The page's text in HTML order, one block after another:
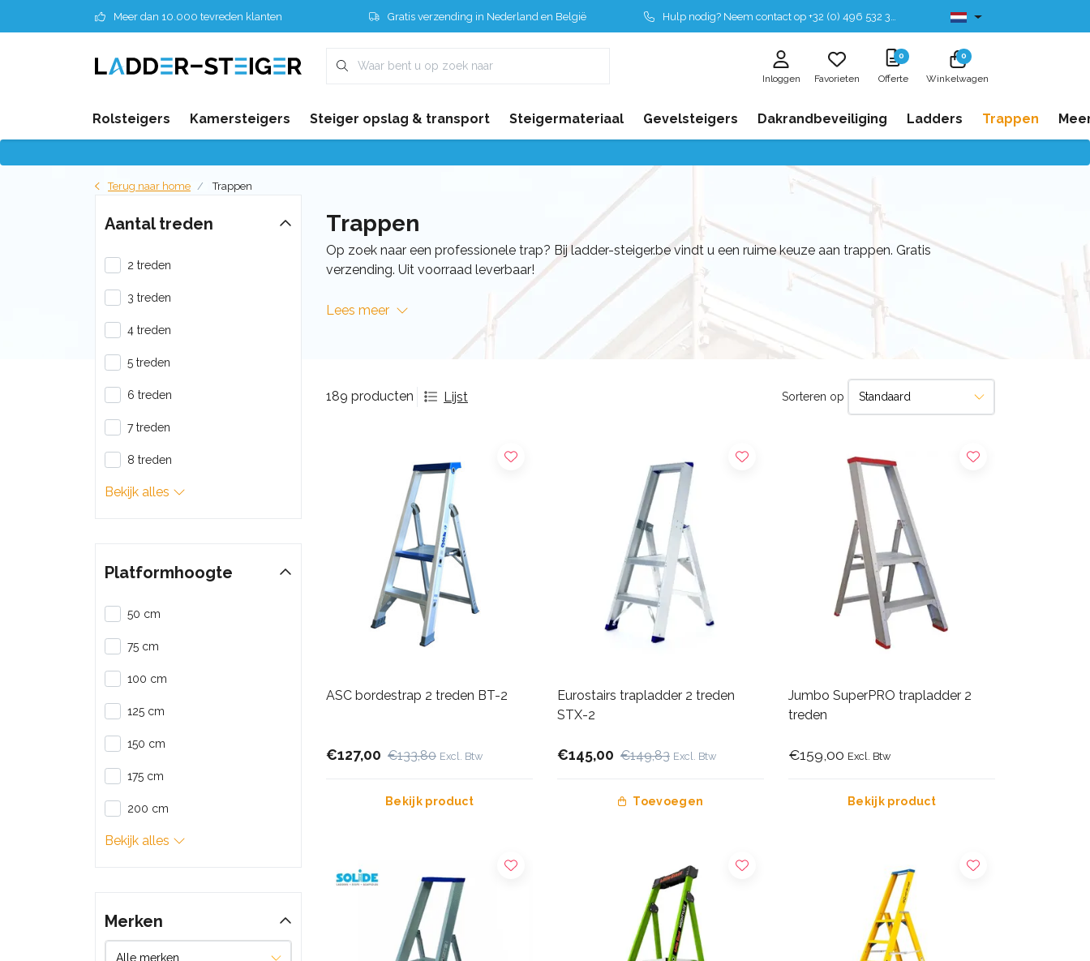
Meer dan 10.000 tevreden klanten Gratis verzending in Nederland en België Hulp nodig? Neem contact op +32 (0) 496 532 330 Leverbaar uit voorraad
Inloggen Favorieten
0
Offerte
0
Winkelwagen
Rolsteigers Kamersteigers Steiger opslag & transport Steigermateriaal Gevelsteigers Dakrandbeveiliging Ladders Trappen
Terug naar home Trappen
Trappen
Op zoek naar een professionele trap? Bij ladder-steiger.be vindt u een ruime keuze aan trappen. Gratis
verzending. Uit voorraad leverbaar!
Lees meer
189 producten Lijst Sorteren op
ASC bordestrap 2 treden BT-2
€127,00 €133,80 Excl. Btw
Bekijk product
Eurostairs trapladder 2 treden
STX-2
€145,00 €149,83 Excl. Btw
Toevoegen
Jumbo SuperPRO trapladder 2
treden
€159,00 Excl. Btw
Bekijk product
Aantal treden
2 treden
3 treden
4 treden
5 treden
6 treden
7 treden
8 treden
Bekijk alles
Platformhoogte
50 cm
75 cm
100 cm
125 cm
150 cm
175 cm
200 cm
Bekijk alles
Merken